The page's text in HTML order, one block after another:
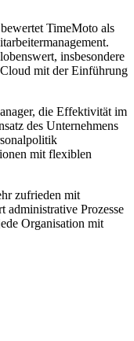
TimeMoto als
insbesondere
mit der Einführung
die Effektivität im
des Unternehmens
mit flexiblen
zufrieden mit
administrative Prozesse
Organisation mit